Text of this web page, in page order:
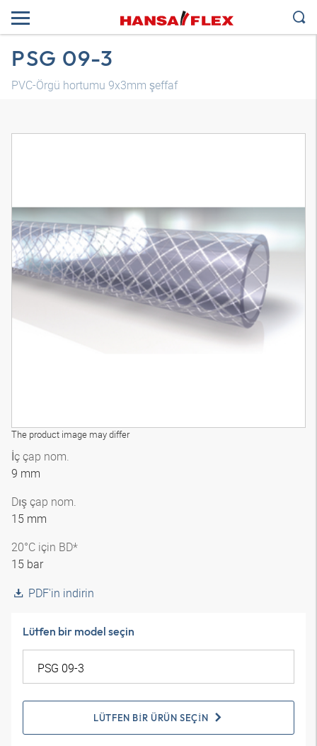
PSG 09-3
PVC-Örgü hortumu 9x3mm şeffaf
The product image may differ
İç çap nom.
9 mm
Dış çap nom.
15 mm
20°C için BD*
15 bar
PDF'in indirin
Lütfen bir model seçin
LÜTFEN BIR ÜRÜN SEÇIN